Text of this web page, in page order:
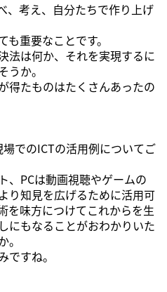
、考え、自分たちで作り上げ
重要なことです。
法は何か、それを実現するに
うか。
得たものはたくさんあったの
でのICTの活用例についてご
、PCは動画視聴やゲームの
り知見を広げるために活用可
を味方につけてこれからを生
にもなることがおわかりいた
ですね。